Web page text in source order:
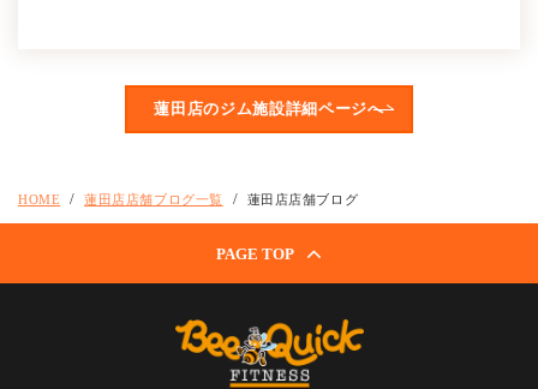
蓮田店のジム施設詳細ページへ
HOME 蓮田店店舗ブログ一覧 蓮田店店舗ブログ
PAGE TOP